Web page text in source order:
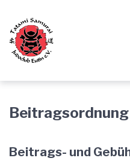
Hauptnavigation
springen
zum
Inhalt
Footer
springen
Beitragsordnung
Beitrags- und